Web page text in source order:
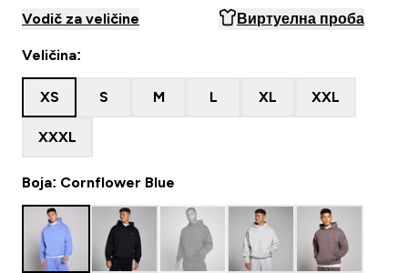
Vodič za veličine Виртуелна проба
Veličina:
XS S M L XL XXL
XXXL
Boja: Cornflower Blue